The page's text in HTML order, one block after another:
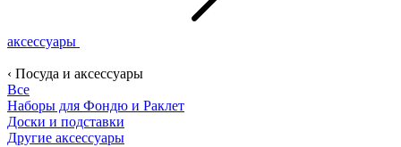
аксессуары
‹ Посуда и аксессуары
Все
Наборы для Фондю и Раклет
Доски и подставки
Другие аксессуары